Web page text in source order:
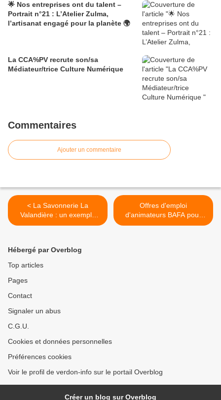
🌟 Nos entreprises ont du talent –
Portrait n°21 : L’Atelier Zulma,
l’artisanat engagé pour la planète 🌍
La CCA%PV recrute son/sa
Médiateur/trice Culture Numérique
Commentaires
Ajouter un commentaire
< La Savonnerie La
Valandière : un exemple
d'excellence éco-
Offres d'emploi
d'animateurs BAFA pour
l'été 2024 dans les Alpes-
Hébergé par Overblog
Top articles
Pages
Contact
Signaler un abus
C.G.U.
Cookies et données personnelles
Préférences cookies
Voir le profil de verdon-info sur le portail Overblog
Créer un blog sur Overblog